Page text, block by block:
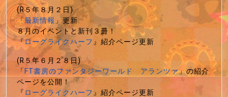
(R５年８月２日)
「最新情報」更新
８月のイベントと新刊３冊！
『ローグライクハーフ』紹介ページ更新
(R５年６月２８日)
「FT書房のファンタジーワールド アランツァ」の紹介
ページを公開！
『ローグライクハーフ』紹介ページ更新